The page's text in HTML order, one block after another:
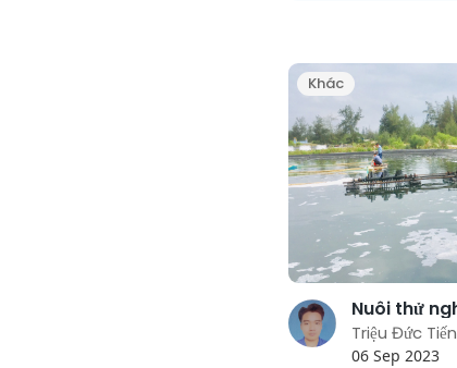
Khác
Triệu Đức Tiến
06 Sep 2023